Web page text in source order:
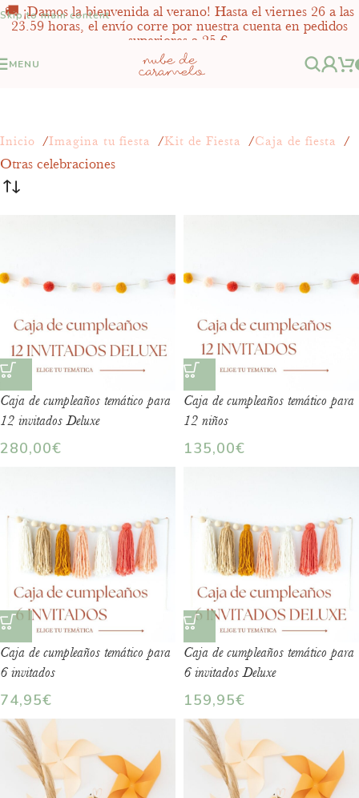
🚚 ¡Damos la bienvenida al verano! Hasta el viernes 26 a las
23.59 horas, el envío corre por nuestra cuenta en pedidos
superiores a 25 €.
Skip to main content
MENU
Inicio Imagina tu fiesta Kit de Fiesta Caja de fiesta
Otras celebraciones
Caja de cumpleaños temático para
12 invitados Deluxe
280,00€
Caja de cumpleaños temático para
12 niños
135,00€
Caja de cumpleaños temático para
6 invitados
74,95€
Caja de cumpleaños temático para
6 invitados Deluxe
159,95€